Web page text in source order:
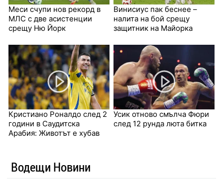
Меси счупи нов рекорд в
МЛС с две асистенции
срещу Ню Йорк
Винисиус пак беснее –
налита на бой срещу
защитник на Майорка
Кристиано Роналдо след 2
години в Саудитска
Арабия: Животът е хубав
Усик отново смълча Фюри
след 12 рунда люта битка
Водещи Новини